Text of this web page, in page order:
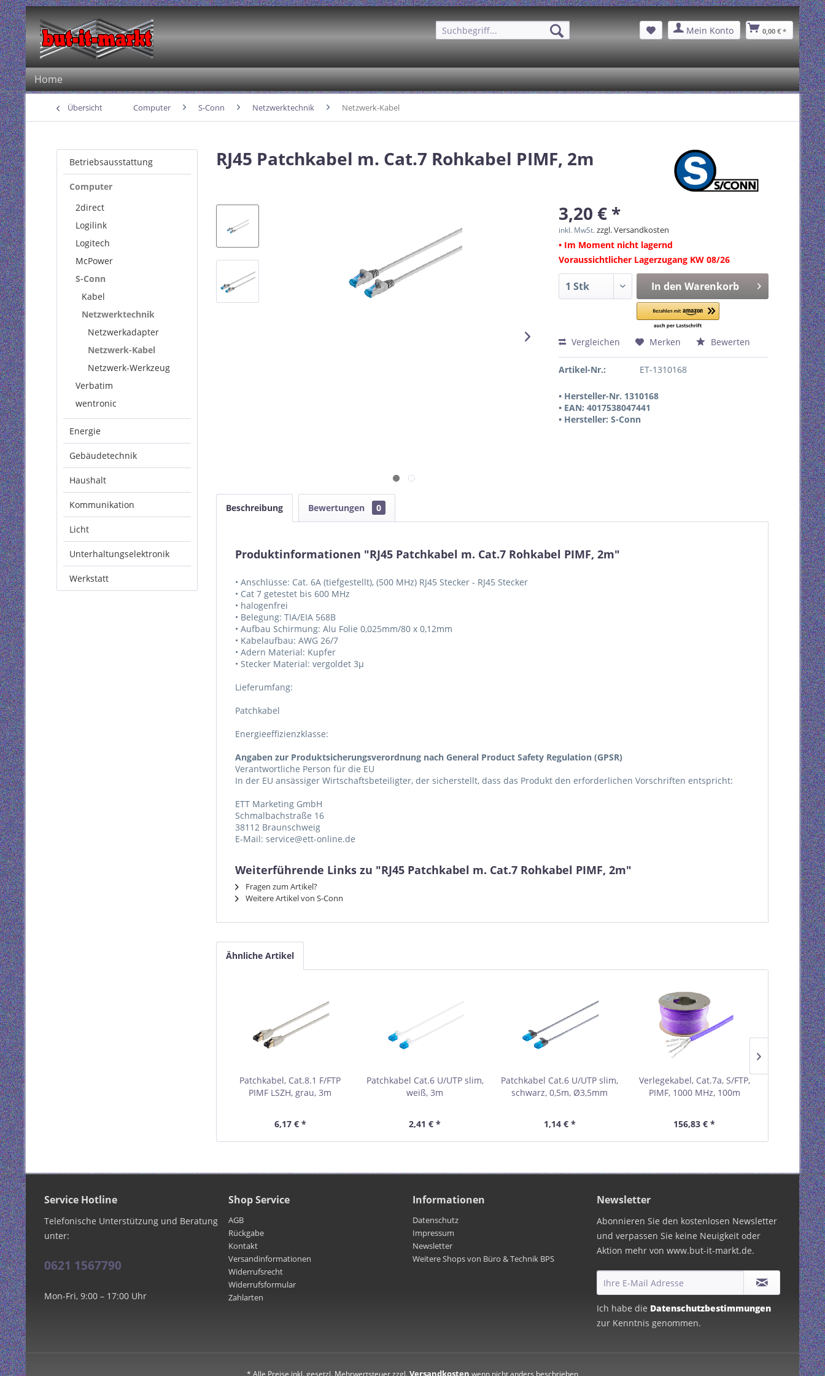
Mein Konto 0,00 € *
Home
Übersicht Computer S-Conn Netzwerktechnik Netzwerk-Kabel
Betriebsausstattung
Computer
2direct
Logilink
Logitech
McPower
S-Conn
Kabel
Netzwerktechnik
Netzwerkadapter
Netzwerk-Kabel
Netzwerk-Werkzeug
Verbatim
wentronic
Energie
Gebäudetechnik
Haushalt
Kommunikation
Licht
Unterhaltungselektronik
Werkstatt
RJ45 Patchkabel m. Cat.7 Rohkabel PIMF, 2m
3,20 € *
inkl. MwSt.zzgl. Versandkosten
• Im Moment nicht lagernd
Voraussichtlicher Lagerzugang KW 08/26
In den Warenkorb
Vergleichen Merken Bewerten
Artikel-Nr.: ET-1310168
• Hersteller-Nr. 1310168
• EAN: 4017538047441
• Hersteller: S-Conn
Beschreibung Bewertungen 0
Produktinformationen "RJ45 Patchkabel m. Cat.7 Rohkabel PIMF, 2m"
• Anschlüsse: Cat. 6A (tiefgestellt), (500 MHz) RJ45 Stecker - RJ45 Stecker
• Cat 7 getestet bis 600 MHz
• halogenfrei
• Belegung: TIA/EIA 568B
• Aufbau Schirmung: Alu Folie 0,025mm/80 x 0,12mm
• Kabelaufbau: AWG 26/7
• Adern Material: Kupfer
• Stecker Material: vergoldet 3µ
Lieferumfang:
Patchkabel
Energieeffizienzklasse:
Angaben zur Produktsicherungsverordnung nach General Product Safety Regulation (GPSR)
Verantwortliche Person für die EU
In der EU ansässiger Wirtschaftsbeteiligter, der sicherstellt, dass das Produkt den erforderlichen Vorschriften entspricht:
ETT Marketing GmbH
Schmalbachstraße 16
38112 Braunschweig
E-Mail: service@ett-online.de
Weiterführende Links zu "RJ45 Patchkabel m. Cat.7 Rohkabel PIMF, 2m"
Fragen zum Artikel?
Weitere Artikel von S-Conn
Ähnliche Artikel
Patchkabel, Cat.8.1 F/FTP
PIMF LSZH, grau, 3m
6,17 € *
Patchkabel Cat.6 U/UTP slim,
weiß, 3m
2,41 € *
Patchkabel Cat.6 U/UTP slim,
schwarz, 0,5m, Ø3,5mm
1,14 € *
Verlegekabel, Cat.7a, S/FTP,
PIMF, 1000 MHz, 100m
156,83 € *
Patchkabel
Service Hotline
Telefonische Unterstützung und Beratung
unter:
0621 1567790
Mon-Fri, 9:00 – 17:00 Uhr
Shop Service
AGB
Rückgabe
Kontakt
Versandinformationen
Widerrufsrecht
Widerrufsformular
Zahlarten
Informationen
Datenschutz
Impressum
Newsletter
Weitere Shops von Büro & Technik BPS
Newsletter
Abonnieren Sie den kostenlosen Newsletter
und verpassen Sie keine Neuigkeit oder
Aktion mehr von www.but-it-markt.de.
Ich habe die Datenschutzbestimmungen
zur Kenntnis genommen.
* Alle Preise inkl. gesetzl. Mehrwertsteuer zzgl. Versandkosten wenn nicht anders beschrieben